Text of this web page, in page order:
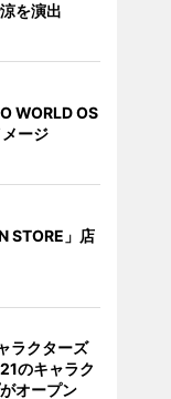
を演出
WORLD OS
ージ
STORE」店
ラクターズ
のキャラク
オープン